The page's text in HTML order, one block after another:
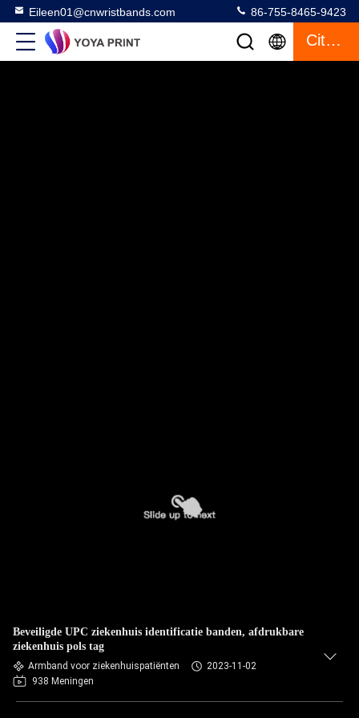
Eileen01@cnwristbands.com 86-755-8465-9423
Citaat
Beveiligde UPC ziekenhuis identificatie banden, afdrukbare
ziekenhuis pols tag
Armband voor ziekenhuispatiënten
2023-11-02
938 Meningen